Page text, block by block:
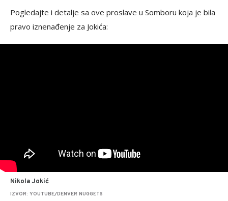
Pogledajte i detalje sa ove proslave u Somboru koja je bila
pravo iznenađenje za Jokića:
Nikola Jokić
IZVOR: YOUTUBE/DENVER NUGGETS